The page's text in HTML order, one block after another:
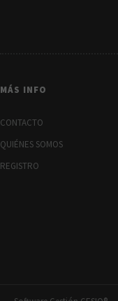
MÁS INFO
CONTACTO
QUIÉNES SOMOS
REGISTRO